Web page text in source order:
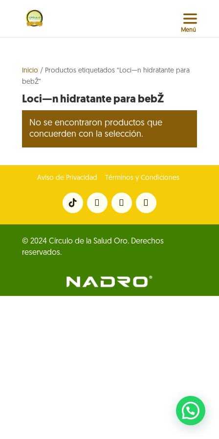
Inicio / Productos etiquetados “Loci—n hidratante para
bebŽ”
Loci—n hidratante para bebŽ
No se encontraron productos que
concuerden con la selección.
Aviso de Privacidad Términos y Condiciones
© 2024 Círculo de la Salud Oro. Derechos
reservados.